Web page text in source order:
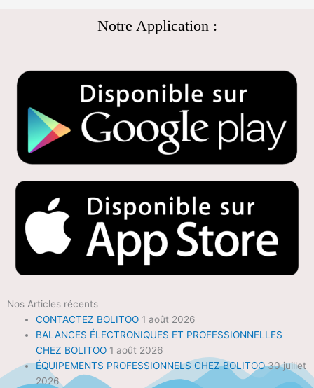
Notre Application :
Nos Articles récents
CONTACTEZ BOLITOO 1 août 2026
BALANCES ÉLECTRONIQUES ET PROFESSIONNELLES
CHEZ BOLITOO 1 août 2026
ÉQUIPEMENTS PROFESSIONNELS CHEZ BOLITOO 30 juillet
2026